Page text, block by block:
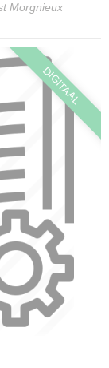
Morgnieux
DIGITAAL